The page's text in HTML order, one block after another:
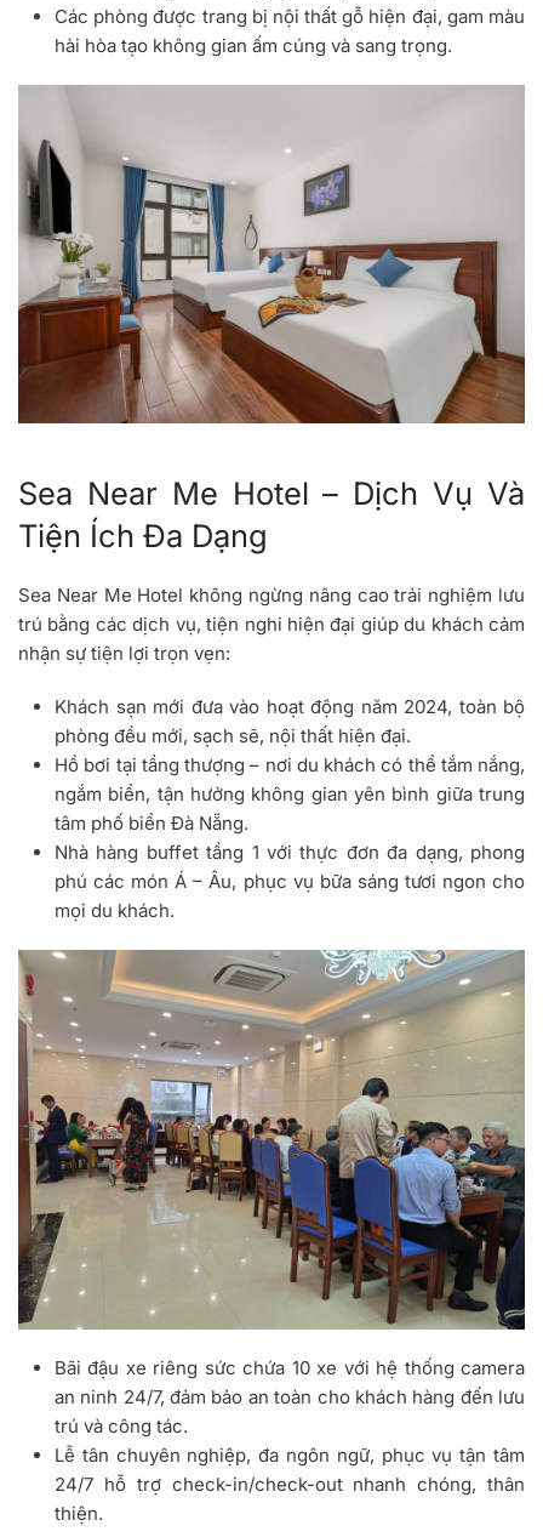
Các phòng được trang bị nội thất gỗ hiện đại, gam màu
hài hòa tạo không gian ấm cúng và sang trọng.
Sea Near Me Hotel – Dịch Vụ Và
Tiện Ích Đa Dạng
Sea Near Me Hotel không ngừng nâng cao trải nghiệm lưu
trú bằng các dịch vụ, tiện nghi hiện đại giúp du khách cảm
nhận sự tiện lợi trọn vẹn:
Khách sạn mới đưa vào hoạt động năm 2024, toàn bộ
phòng đều mới, sạch sẽ, nội thất hiện đại.
Hồ bơi tại tầng thượng – nơi du khách có thể tắm nắng,
ngắm biển, tận hưởng không gian yên bình giữa trung
tâm phố biển Đà Nẵng.
Nhà hàng buffet tầng 1 với thực đơn đa dạng, phong
phú các món Á – Âu, phục vụ bữa sáng tươi ngon cho
mọi du khách.
Bãi đậu xe riêng sức chứa 10 xe với hệ thống camera
an ninh 24/7, đảm bảo an toàn cho khách hàng đến lưu
trú và công tác.
Lễ tân chuyên nghiệp, đa ngôn ngữ, phục vụ tận tâm
24/7 hỗ trợ check-in/check-out nhanh chóng, thân
thiện.